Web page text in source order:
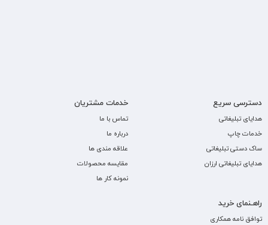
دسترسی سریع
هدایای تبلیغاتی
خدمات چاپ
ساک دستی تبلیغاتی
هدایای تبلیغاتی ارزان
خدمات مشتریان
تماس با ما
درباره ما
علاقه مندی ها
مقایسه محصولات
نمونه کار ها
راهـنمای خرید
توافق نامه همکاری